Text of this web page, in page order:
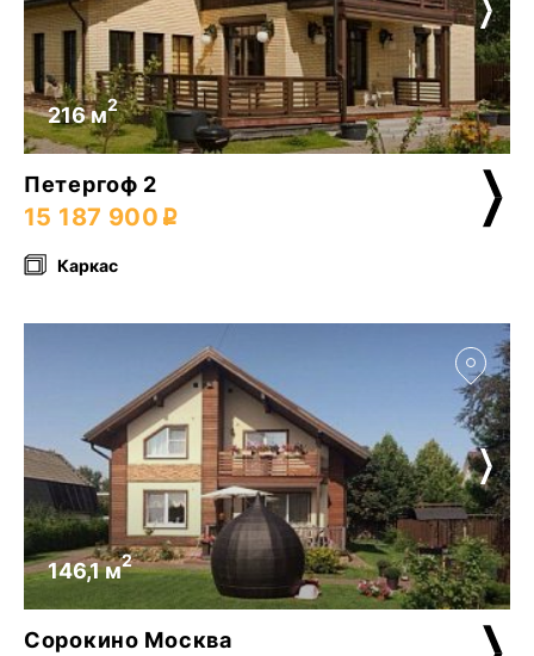
216 м2
Петергоф 2
15 187 900
Каркас
146,1 м2
Сорокино Москва